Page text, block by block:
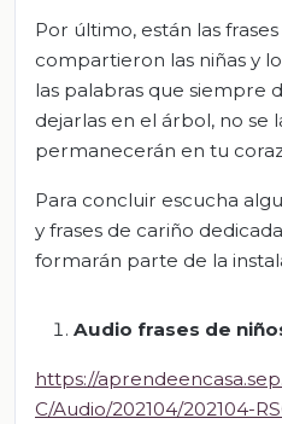
Por último, están las
compartieron las niñas y
las palabras que siempre
dejarlas en el árbol, no se
permanecerán en tu
Para concluir escucha
y frases de cariño
formarán parte de la
Audio frases de
https://
C/Audio/202104/202104-